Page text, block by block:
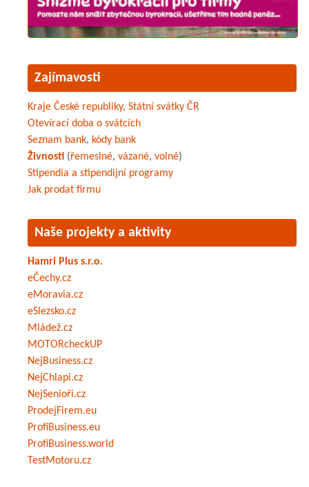
Zajímavosti
Kraje České republiky, Státní svátky ČR
Otevírací doba o svátcích
Seznam bank, kódy bank
Živnosti (řemeslné, vázané, volné)
Stipendia a stipendijní programy
Jak prodat firmu
Naše projekty a aktivity
Hamri Plus s.r.o.
eČechy.cz
eMoravia.cz
eSlezsko.cz
Mládež.cz
MOTORcheckUP
NejBusiness.cz
NejChlapi.cz
NejSenioři.cz
ProdejFirem.eu
ProfiBusiness.eu
ProfiBusiness.world
TestMotoru.cz